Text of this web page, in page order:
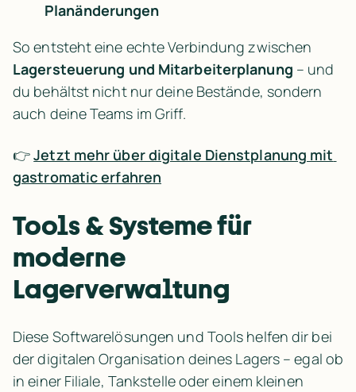
Planänderungen
Lagersteuerung und Mitarbeiterplanung – und
du behältst nicht nur deine Bestände, sondern
auch deine Teams im Griff.
👉 Jetzt mehr über digitale Dienstplanung mit
gastromatic erfahren
Tools & Systeme für
moderne
Lagerverwaltung
Diese Softwarelösungen und Tools helfen dir bei
der digitalen Organisation deines Lagers – egal ob
in einer Filiale, Tankstelle oder einem kleinen